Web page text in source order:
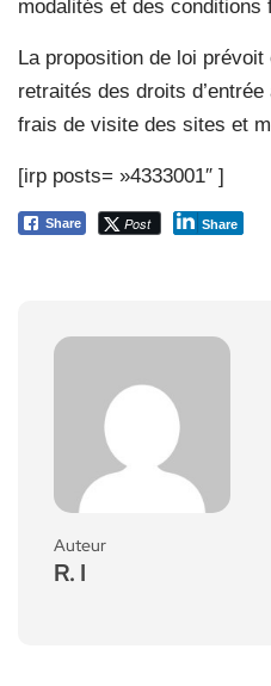
modalités et des conditions
La proposition de loi prévoit
retraités des droits
frais de visite des sites et
[irp posts= »4333001″ ]
Share Post Share
Auteur
R. I